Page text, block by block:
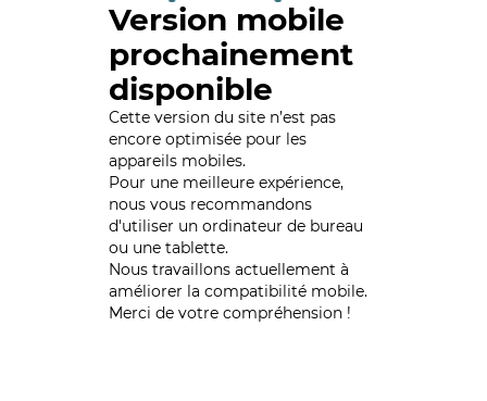
Version mobile
prochainement
disponible
Cette version du site n’est pas
encore optimisée pour les
appareils mobiles.
Pour une meilleure expérience,
nous vous recommandons
d'utiliser un ordinateur de bureau
ou une tablette.
Nous travaillons actuellement à
améliorer la compatibilité mobile.
Merci de votre compréhension !